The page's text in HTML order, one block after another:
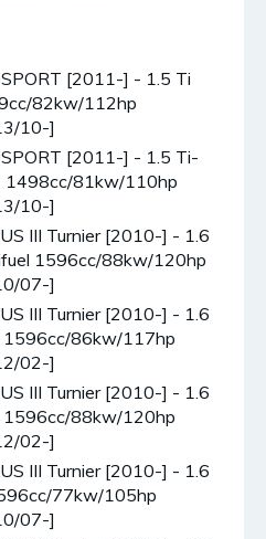
[2011-] - 1.5 Ti
82kw/112hp
10-]
[2011-] - 1.5 Ti-
1498cc/81kw/110hp
10-]
III Turnier [2010-] - 1.6
1596cc/88kw/120hp
07-]
III Turnier [2010-] - 1.6
1596cc/86kw/117hp
02-]
III Turnier [2010-] - 1.6
1596cc/88kw/120hp
02-]
III Turnier [2010-] - 1.6
77kw/105hp
07-]